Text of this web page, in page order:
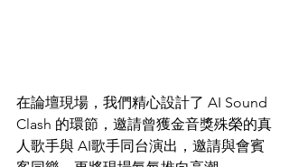
在論壇現場，我們精心設計了 AI Sound
Clash 的環節，邀請曾獲金音獎殊榮的真
人歌手與 AI歌手同台演出，邀請與會賓